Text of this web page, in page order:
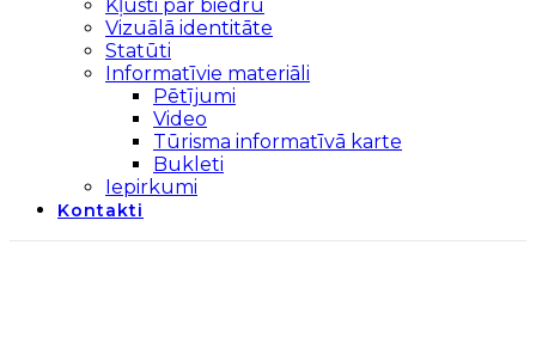
Kļūsti par biedru
Vizuālā identitāte
Statūti
Informatīvie materiāli
Pētījumi
Video
Tūrisma informatīvā karte
Bukleti
Iepirkumi
Kontakti